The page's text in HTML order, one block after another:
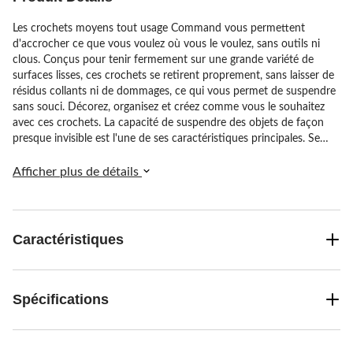
Les crochets moyens tout usage Command vous permettent
d'accrocher ce que vous voulez où vous le voulez, sans outils ni
clous. Conçus pour tenir fermement sur une grande variété de
surfaces lisses, ces crochets se retirent proprement, sans laisser de
résidus collants ni de dommages, ce qui vous permet de suspendre
sans souci. Décorez, organisez et créez comme vous le souhaitez
avec ces crochets. La capacité de suspendre des objets de façon
presque invisible est l'une de ses caractéristiques principales. Se
finies, ces crochets discrets vous aident à mettre en valeur votre
et encore!
Afficher plus de détails
Caractéristiques
Spécifications